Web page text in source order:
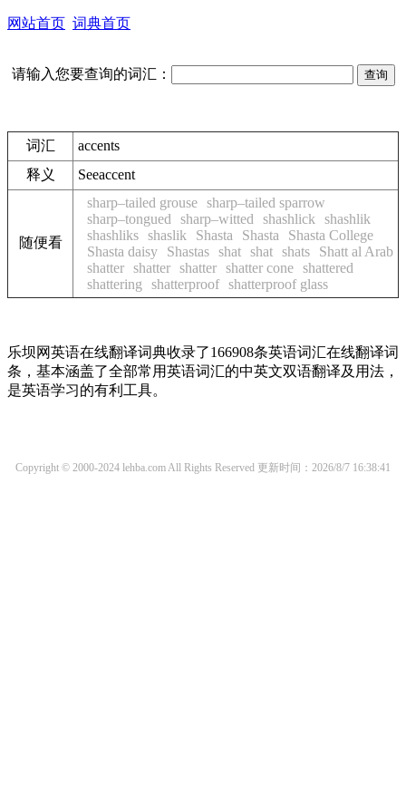
网站首页 词典首页
请输入您要查询的词汇：
词汇
accents
释义
Seeaccent
随便看
sharp–tailed grouse sharp–tailed sparrow
sharp–tongued
sharp–witted shashlick
shashlik
shashliks shaslik Shasta Shasta
Shasta College
Shasta daisy
Shastas shat shat shats
Shatt al Arab
shatter shatter shatter shatter cone shattered
shattering
shatterproof shatterproof glass
乐坝网英语在线翻译词典收录了166908条英语词汇在线翻译词
条，基本涵盖了全部常用英语词汇的中英文双语翻译及用法，
是英语学习的有利工具。
Copyright © 2000-2024 lehba.com All Rights Reserved 更新时间：2026/8/7 16:38:41